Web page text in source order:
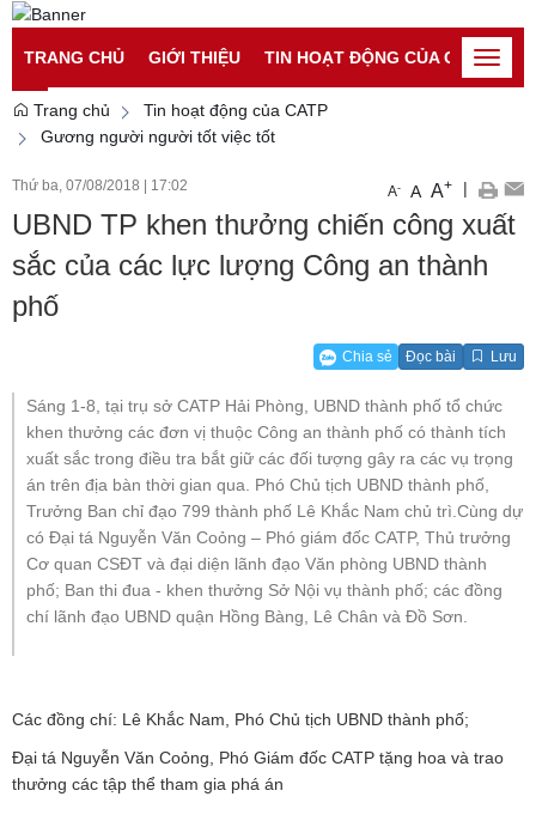
Đăng nhập
Đăng ký
TRANG CHỦ
GIỚI THIỆU TIN HOẠT ĐỘNG CỦA CATPToggle
Trang chủ
Tin hoạt động của CATP
Gương người người tốt việc tốt
Thứ ba, 07/08/2018 17:02 A- A A+ |
UBND TP khen thưởng chiến công xuất
sắc của các lực lượng Công an thành
phố
Chia sẻ Đọc bài Lưu
Sáng 1-8, tại trụ sở CATP Hải Phòng, UBND thành phố tổ chức
khen thưởng các đơn vị thuộc Công an thành phố có thành tích
xuất sắc trong điều tra bắt giữ các đối tượng gây ra các vụ trọng
án trên địa bàn thời gian qua. Phó Chủ tịch UBND thành phố,
Trưởng Ban chỉ đạo 799 thành phố Lê Khắc Nam chủ trì.Cùng dự
có Đại tá Nguyễn Văn Coỏng – Phó giám đốc CATP, Thủ trưởng
Cơ quan CSĐT và đại diện lãnh đạo Văn phòng UBND thành
phố; Ban thi đua - khen thưởng Sở Nội vụ thành phố; các đồng
chí lãnh đạo UBND quận Hồng Bàng, Lê Chân và Đồ Sơn.
Các đồng chí: Lê Khắc Nam, Phó Chủ tịch UBND thành phố;
Đại tá Nguyễn Văn Coỏng, Phó Giám đốc CATP tặng hoa và trao
thưởng các tập thể tham gia phá án